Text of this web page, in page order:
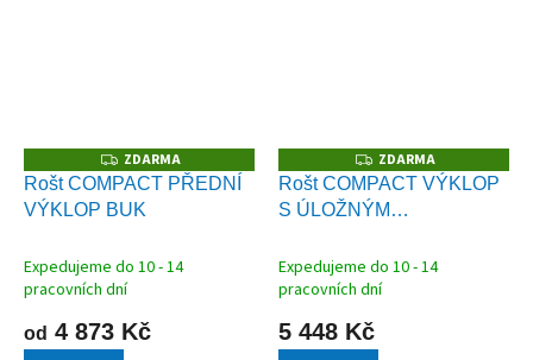
Z
D
A
R
ZDARMA
Rošt COMPACT PŘEDNÍ
VÝKLOP BUK
Expedujeme do 10 - 14
pracovních dní
od 4 873 Kč
Z
D
A
R
ZDARMA
Rošt COMPACT VÝKLOP
S ÚLOŽNÝM
Expedujeme do 10 - 14
pracovních dní
5 448 Kč